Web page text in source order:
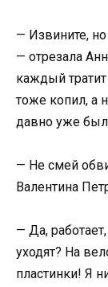
— Извините,
— отрезала
каждый
тоже копил, а
давно уже
— Не смей
Валентина
— Да,
уходят? На
пластинки! Я